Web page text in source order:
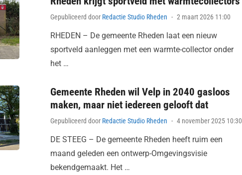
Gepubliceerd door Redactie Studio Rheden
Posted
2 maart 2026 11:00
RHEDEN – De gemeente Rheden laat een nieuw
sportveld aanleggen met een warmte-collector onder
het …
Gemeente Rheden wil Velp in 2040 gasloos
maken, maar niet iedereen gelooft dat
Gepubliceerd door Redactie Studio Rheden
Posted
4 november 2025 10:30
DE STEEG – De gemeente Rheden heeft ruim een
maand geleden een ontwerp-Omgevingsvisie
bekendgemaakt. Het …